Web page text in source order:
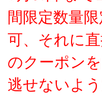
間限定数量
可、それに
のクーポン
逃せないよ